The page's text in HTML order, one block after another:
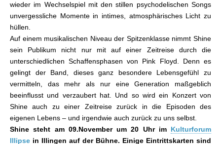
wieder im Wechselspiel mit den stillen psychodelischen Songs
unvergessliche Momente in intimes, atmosphärisches Licht zu
hüllen.
Auf einem musikalischen Niveau der Spitzenklasse nimmt Shine
sein Publikum nicht nur mit auf einer Zeitreise durch die
unterschiedlichen Schaffensphasen von Pink Floyd. Denn es
gelingt der Band, dieses ganz besondere Lebensgefühl zu
vermitteln, das mehr als nur eine Generation maßgeblich
beeinflusst und verzaubert hat. Und so wird ein Konzert von
Shine auch zu einer Zeitreise zurück in die Episoden des
eigenen Lebens – und irgendwie auch zurück zu uns selbst.
Shine steht am 09.November um 20 Uhr im Kulturforum
Illipse in Illingen auf der Bühne. Einige Eintrittskarten sind